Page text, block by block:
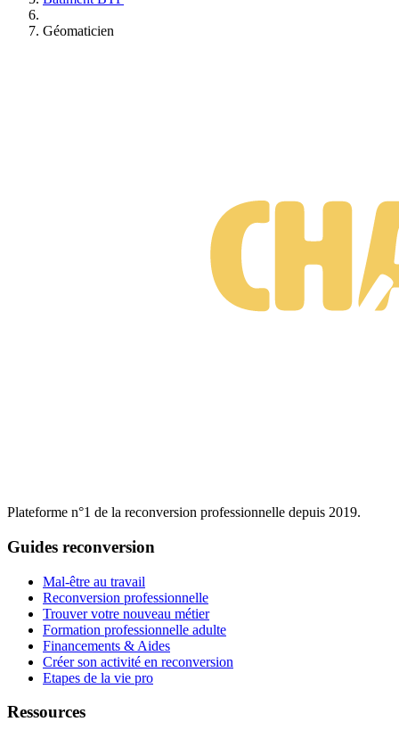
Géomaticien
Plateforme n°1 de la reconversion professionnelle depuis 2019.
Guides reconversion
Mal-être au travail
Reconversion professionnelle
Trouver votre nouveau métier
Formation professionnelle adulte
Financements & Aides
Créer son activité en reconversion
Etapes de la vie pro
Ressources